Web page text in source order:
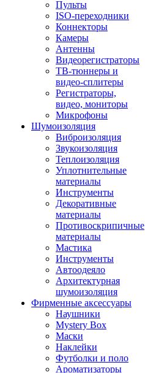
Пульты
ISO-переходники
Коннекторы
Камеры
Антенны
Видеорегистраторы
ТВ-тюннеры и
видео-сплитеры
Регистраторы,
видео, мониторы
Микрофоны
Шумоизоляция
Виброизоляция
Звукоизоляция
Теплоизоляция
Уплотнительные
материалы
Инструменты
Декоративные
материалы
Противоскрипичные
материалы
Мастика
Инструменты
Автоодеяло
Архитектурная
шумоизоляция
Фирменные аксессуары
Наушники
Mystery Box
Маски
Наклейки
Футболки и поло
Ароматизаторы